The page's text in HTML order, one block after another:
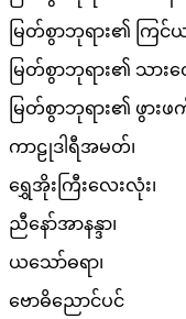
မြတ်စွာဘုရား၏ ကြင်
မြတ်စွာဘုရား၏ သား
မြတ်စွာဘုရား၏ ဖွားဖ
ကာဠုဒါရီအမတ်၊
ရွှေအိုးကြီးလေးလုံး၊
ညီနော်အာနန္ဒာ၊
ယသော်ဓရာ၊
ဗောဓိညောင်ပင်